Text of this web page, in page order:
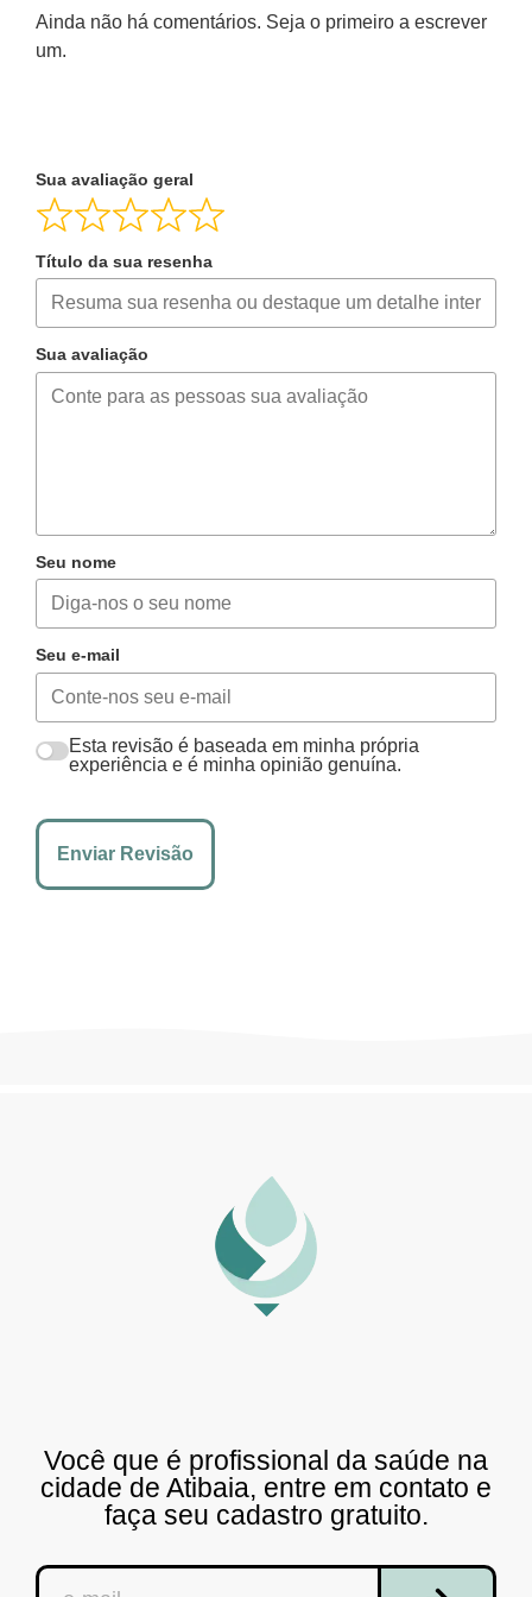
Ainda não há comentários. Seja o primeiro a escrever
um.
Sua avaliação geral
Título da sua resenha
Sua avaliação
Seu nome
Seu e-mail
Esta revisão é baseada em minha própria
experiência e é minha opinião genuína.
Enviar Revisão
Você que é profissional da saúde na
cidade de Atibaia, entre em contato e
faça seu cadastro gratuito.